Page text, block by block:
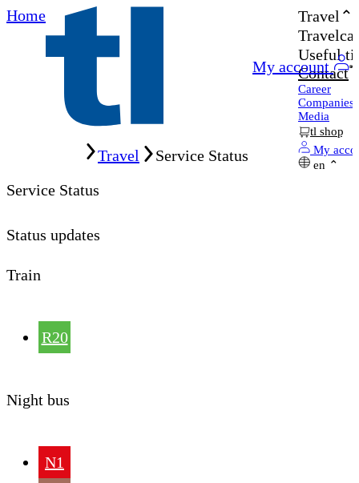
Home
My account
Travel
Useful
Contact
Career
Companies
Media
tl shop
My
en
Travel
Service Status
Service Status
Status updates
Train
R20
Night bus
N1